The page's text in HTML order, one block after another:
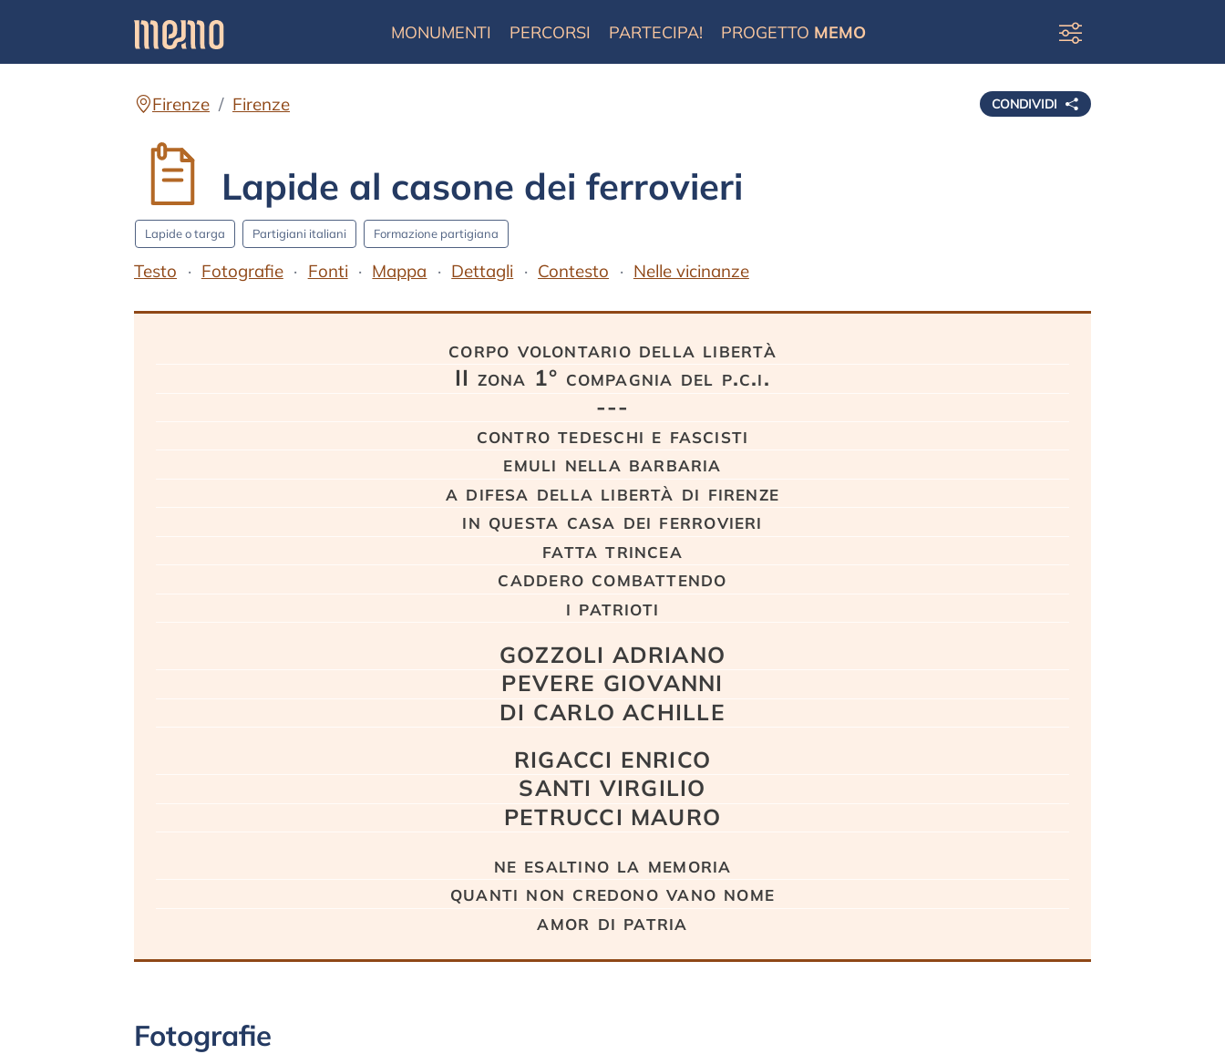
MONUMENTI PERCORSI PARTECIPA! PROGETTO MEMO
CONDIVIDI
Firenze Firenze
Lapide al casone dei ferrovieri
Lapide o targa Partigiani italiani Formazione partigiana
Testo Fotografie Fonti Mappa Dettagli Contesto Nelle vicinanze
corpo volontario della libertà
II zona 1° compagnia del p.c.i.
---
contro tedeschi e fascisti
emuli nella barbaria
a difesa della libertà di firenze
in questa casa dei ferrovieri
fatta trincea
caddero combattendo
i patrioti
GOZZOLI ADRIANO
PEVERE GIOVANNI
DI CARLO ACHILLE
RIGACCI ENRICO
SANTI VIRGILIO
PETRUCCI MAURO
ne esaltino la memoria
quanti non credono vano nome
amor di patria
Fotografie